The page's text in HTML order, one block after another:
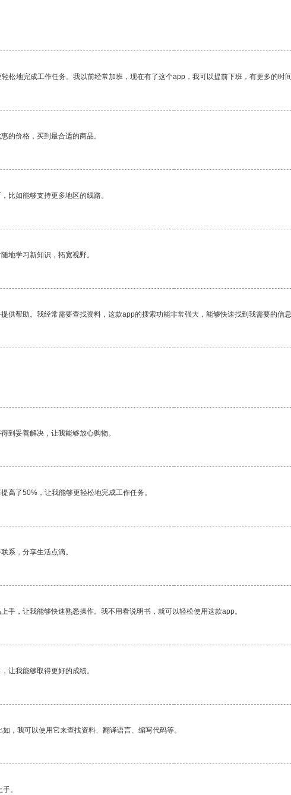
松地完成工作任务。我以前经常加班，现在有了这个app，我可以提前下班，有更多的时间
的价格，买到最合适的商品。
比如能够支持更多地区的线路。
地学习新知识，拓宽视野。
供帮助。我经常需要查找资料，这款app的搜索功能非常强大，能够快速找到我需要的信息
到妥善解决，让我能够放心购物。
高了50%，让我能够更轻松地完成工作任务。
系，分享生活点滴。
手，让我能够快速熟悉操作。我不用看说明书，就可以轻松使用这款app。
让我能够取得更好的成绩。
，我可以使用它来查找资料、翻译语言、编写代码等。
。